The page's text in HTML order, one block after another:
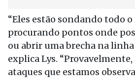
“Eles estão sondando todo
procurando pontos onde
ou abrir uma brecha na linha
explica Lys.
ataques que estamos